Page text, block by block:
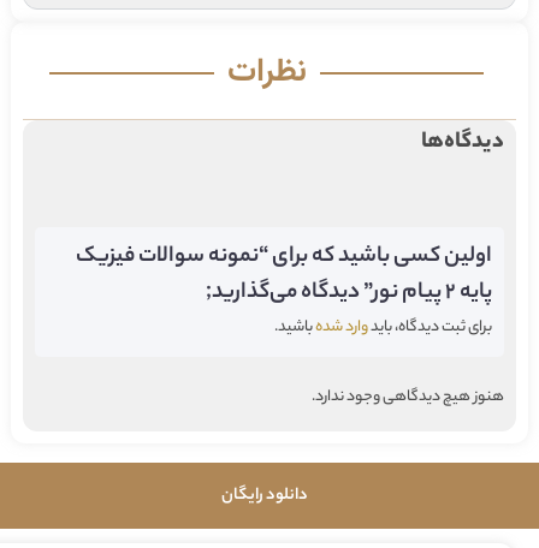
نظرات
دیدگاه‌ها
اولین کسی باشید که برای “نمونه سوالات فیزیک
پایه 2 پیام نور” دیدگاه می‌گذارید;
برای ثبت دیدگاه، بایدوارد شدهباشید.
هنوز هیچ دیدگاهی وجود ندارد.
دانلود رایگان